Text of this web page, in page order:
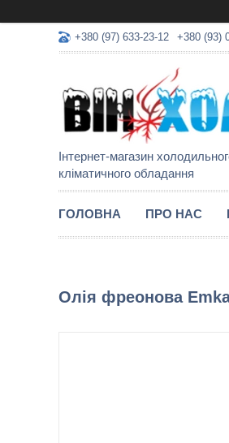
+380 (97) 633-23-12 +380 (93)
Інтернет-магазин
кліматичного обладання
ГОЛОВНА ПРО НАС
Олія фреонова